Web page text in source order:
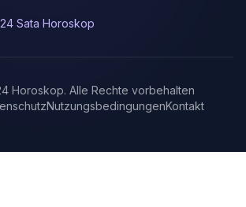
24 Sata Horoskop
Horoskop. Alle Rechte vorbehalten
NutzungsbedingungenKontakt